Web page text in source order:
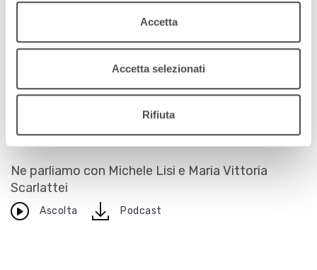
Accetta
Accetta selezionati
Rifiuta
SPECCHIO DELLE MIE TRAME. INCONTRI RAVVICINATI CON LA
COMPAGNIA ERT. DIZIONARIO ILLUSTRATO DELLA PANGEA
17 novembre 2020
Ne parliamo con Michele Lisi e Maria Vittoria
Scarlattei
Ascolta downloadPodcast